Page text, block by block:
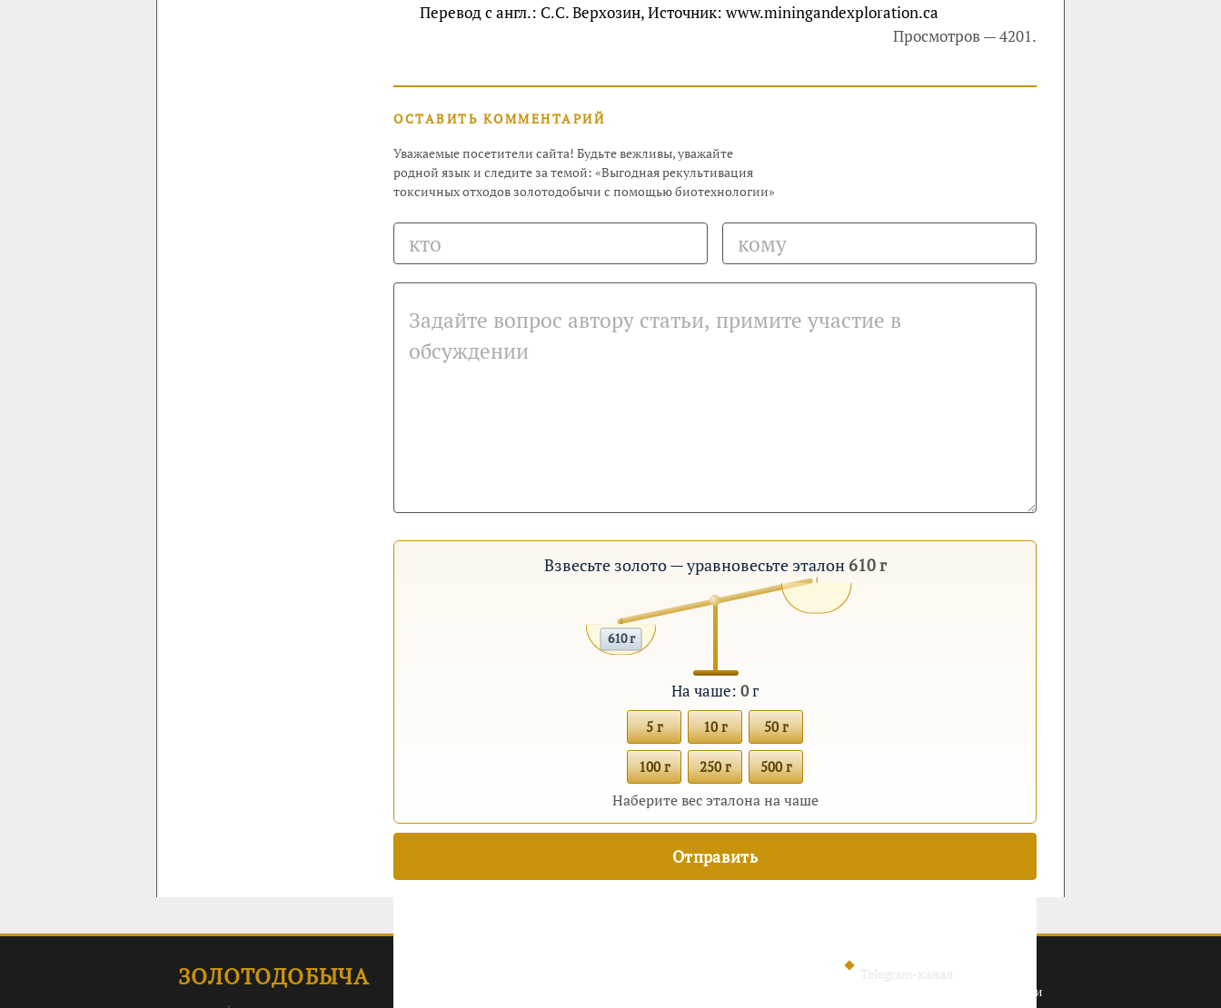
Перевод с англ.: С.С. Верхозин,Источник: www.miningandexploration.ca
Просмотров — 4201.
ОСТАВИТЬ КОММЕНТАРИЙ
Уважаемые посетители сайта! Будьте вежливы, уважайте
родной язык и следите за темой: «Выгодная рекультивация
токсичных отходов золотодобычи с помощью биотехнологии»
Взвесьте золото — уравновесьте эталон 610 г
610 г
На чаше: 0г
5 г 10 г 50 г
100 г 250 г 500 г
Наберите вес эталона на чаше
ЗОЛОТОДОБЫЧА
Политика конфиденциальности